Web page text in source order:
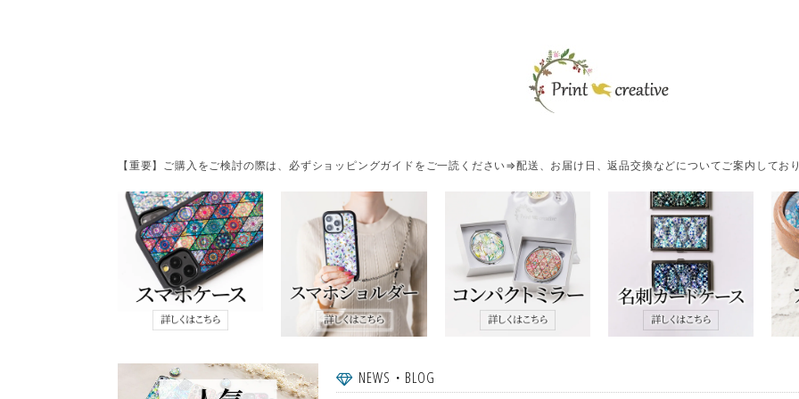
【重要】ご購入をご検討の際は、必ずショッピングガイドをご一読ください⇒配送、お届け日、返品交換などについてご案内してお
NEWS・BLOG